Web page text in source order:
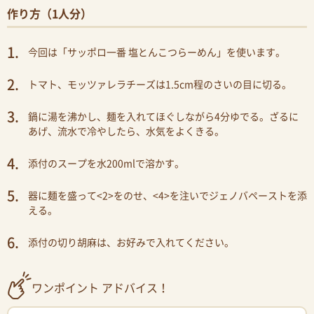
作り方（1人分）
今回は「サッポロ一番 塩とんこつらーめん」を使います。
トマト、モッツァレラチーズは1.5cm程のさいの目に切る。
鍋に湯を沸かし、麺を入れてほぐしながら4分ゆでる。ざるに
あげ、流水で冷やしたら、水気をよくきる。
添付のスープを水200mlで溶かす。
器に麺を盛って<2>をのせ、<4>を注いでジェノバペーストを添
える。
添付の切り胡麻は、お好みで入れてください。
ワンポイント アドバイス！